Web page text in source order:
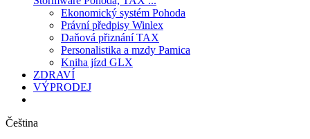
Ekonomický systém Pohoda
Právní předpisy Winlex
Daňová přiznání TAX
Personalistika a mzdy Pamica
Kniha jízd GLX
ZDRAVÍ
VÝPRODEJ
Čeština